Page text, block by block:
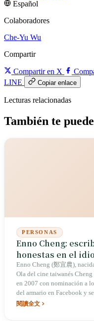
Español
Colaboradores
Che-Yu Wu
Compartir
Compartir en X
LINE
Copiar enlace
Lecturas relacionadas
También te
PERSONAS
Enno Cheng:
honestas en el
años desde la
2016 hasta los
Golden Melody
Enno Cheng (鄭宜農),
Ola del cine taiwanés
en 2007 con nominación a
del armario en Facebook y
primer álbum íntegramente
閱讀全文